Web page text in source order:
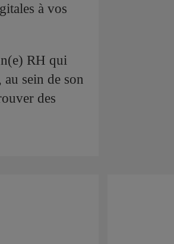
à vos
RH qui
sein de son
des